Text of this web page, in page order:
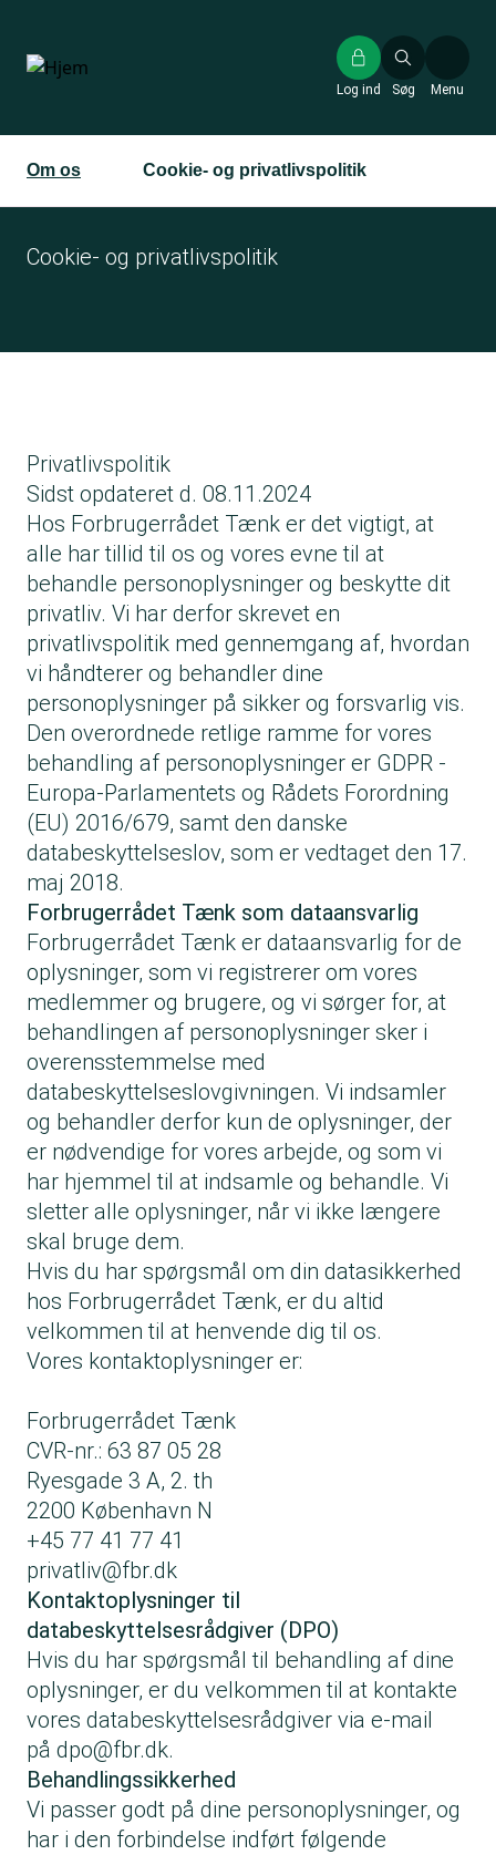
hovedindhold
Søg
Log ind Menu
Om os Cookie- og privatlivspolitik
Cookie- og privatlivspolitik
Privatlivspolitik
Sidst opdateret d. 08.11.2024
Hos Forbrugerrådet Tænk er det vigtigt, at
alle har tillid til os og vores evne til at
behandle personoplysninger og beskytte dit
privatliv. Vi har derfor skrevet en
privatlivspolitik med gennemgang af, hvordan
vi håndterer og behandler dine
personoplysninger på sikker og forsvarlig vis.
Den overordnede retlige ramme for vores
behandling af personoplysninger er GDPR -
Europa-Parlamentets og Rådets Forordning
(EU) 2016/679, samt den danske
databeskyttelseslov, som er vedtaget den 17.
maj 2018.
Forbrugerrådet Tænk som dataansvarlig
Forbrugerrådet Tænk er dataansvarlig for de
oplysninger, som vi registrerer om vores
medlemmer og brugere, og vi sørger for, at
behandlingen af personoplysninger sker i
overensstemmelse med
databeskyttelseslovgivningen. Vi indsamler
og behandler derfor kun de oplysninger, der
er nødvendige for vores arbejde, og som vi
har hjemmel til at indsamle og behandle. Vi
sletter alle oplysninger, når vi ikke længere
skal bruge dem.
Hvis du har spørgsmål om din datasikkerhed
hos Forbrugerrådet Tænk, er du altid
velkommen til at henvende dig til os.
Vores kontaktoplysninger er:
Forbrugerrådet Tænk
CVR-nr.: 63 87 05 28
Ryesgade 3 A, 2. th
2200 København N
+45 77 41 77 41
privatliv@fbr.dk
Kontaktoplysninger til
databeskyttelsesrådgiver (DPO)
Hvis du har spørgsmål til behandling af dine
oplysninger, er du velkommen til at kontakte
vores databeskyttelsesrådgiver via e-mail
på dpo@fbr.dk.
Behandlingssikkerhed
Vi passer godt på dine personoplysninger, og
har i den forbindelse indført følgende